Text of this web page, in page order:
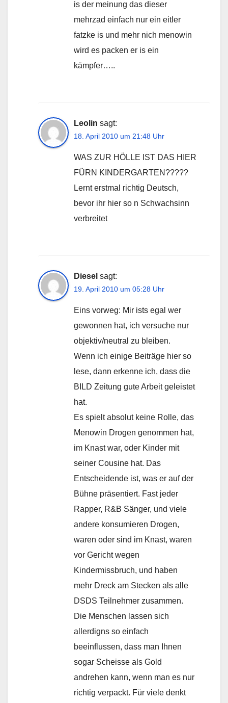
is der meinung das dieser
mehrzad einfach nur ein eitler
fatzke is und mehr nich menowin
wird es packen er is ein
kämpfer…..
Leolin sagt:
18. April 2010 um 21:48 Uhr
WAS ZUR HÖLLE IST DAS HIER
FÜRN KINDERGARTEN?????
Lernt erstmal richtig Deutsch,
bevor ihr hier so n Schwachsinn
verbreitet
Diesel sagt:
19. April 2010 um 05:28 Uhr
Eins vorweg: Mir ists egal wer
gewonnen hat, ich versuche nur
objektiv/neutral zu bleiben.
Wenn ich einige Beiträge hier so
lese, dann erkenne ich, dass die
BILD Zeitung gute Arbeit geleistet
hat.
Es spielt absolut keine Rolle, das
Menowin Drogen genommen hat,
im Knast war, oder Kinder mit
seiner Cousine hat. Das
Entscheidende ist, was er auf der
Bühne präsentiert. Fast jeder
Rapper, R&B Sänger, und viele
andere konsumieren Drogen,
waren oder sind im Knast, waren
vor Gericht wegen
Kindermissbruch, und haben
mehr Dreck am Stecken als alle
DSDS Teilnehmer zusammen.
Die Menschen lassen sich
allerdigns so einfach
beeinflussen, dass man Ihnen
sogar Scheisse als Gold
andrehen kann, wenn man es nur
richtig verpackt. Für viele denkt